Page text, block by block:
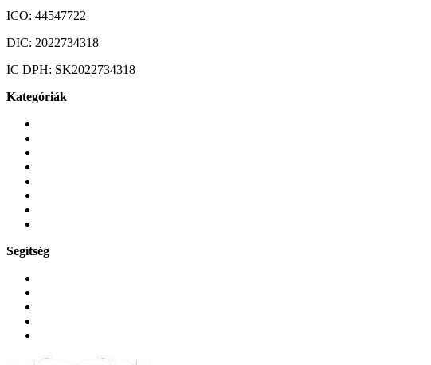
ICO: 44547722
DIC: 2022734318
IC DPH: SK2022734318
Kategóriák
Segítség